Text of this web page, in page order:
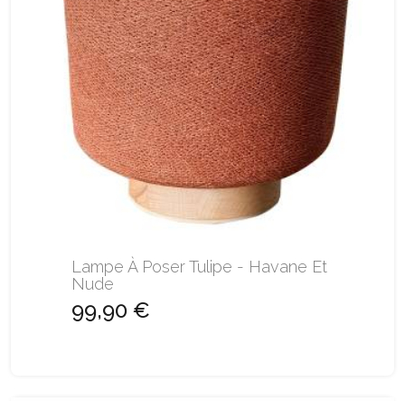
Lampe À Poser Tulipe - Havane Et
Nude
99,90 €